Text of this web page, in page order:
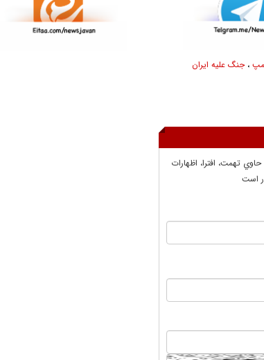
،جنگ علیه ایران
تهمت، افترا، اظهارات
است